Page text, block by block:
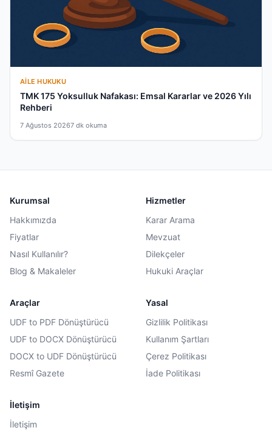
AILE HUKUKU
TMK 175 Yoksulluk Nafakası: Emsal Kararlar ve 2026 Yılı
Rehberi
7 Ağustos 20267 dk okuma
Kurumsal
Hakkımızda
Fiyatlar
Nasıl Kullanılır?
Blog & Makaleler
Hizmetler
Karar Arama
Mevzuat
Dilekçeler
Hukuki Araçlar
Araçlar
UDF to PDF Dönüştürücü
UDF to DOCX Dönüştürücü
DOCX to UDF Dönüştürücü
Resmî Gazete
Yasal
Gizlilik Politikası
Kullanım Şartları
Çerez Politikası
İade Politikası
İletişim
İletişim